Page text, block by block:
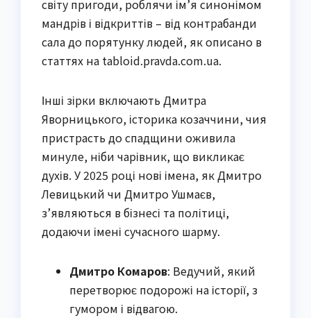
світу пригоди, роблячи ім’я синонімом
мандрів і відкриттів – від контрабанди
сала до порятунку людей, як описано в
статтях на tabloid.pravda.com.ua.
Інші зірки включають Дмитра
Яворницького, історика козаччини, чия
пристрасть до спадщини оживила
минуле, ніби чарівник, що викликає
духів. У 2025 році нові імена, як Дмитро
Левицький чи Дмитро Ушмаєв,
з’являються в бізнесі та політиці,
додаючи імені сучасного шарму.
Дмитро Комаров: Ведучий, який
перетворює подорожі на історії, з
гумором і відвагою.